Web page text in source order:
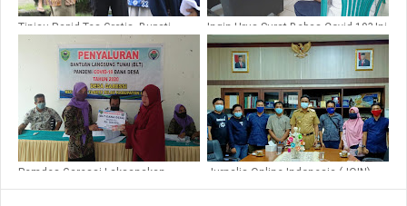
Tinjau Rapid Tes Gratis, Bupati
Barru Minta GTPP Permudah
Pelayanan ke Masyarakat
Ingin Urus Surat Bebas Covid-19? Ini
Syarat Harus Dilengkapi di Barru
Pemdes Garessi Laksanakan
Jurnalis Online Indonesia (JOIN)